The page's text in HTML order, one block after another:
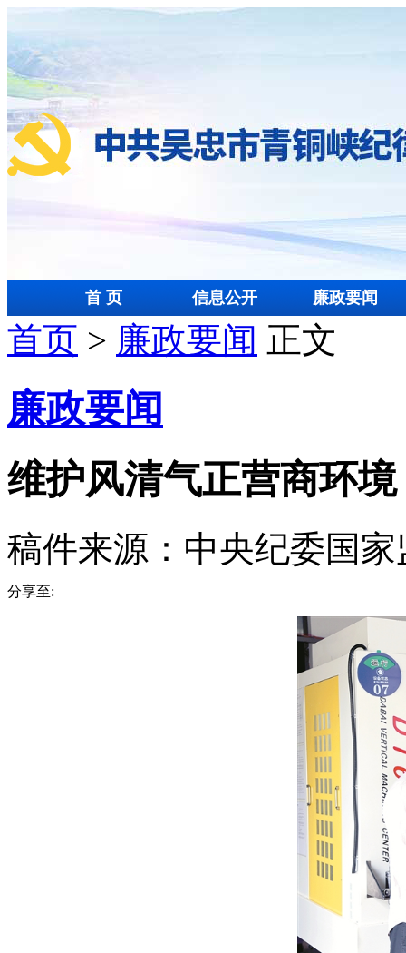
首 页 信息公开 廉政要闻
首页 > 廉政要闻 正文
廉政要闻
维护风清气正营商环境
稿件来源：中央纪委国
分享至: